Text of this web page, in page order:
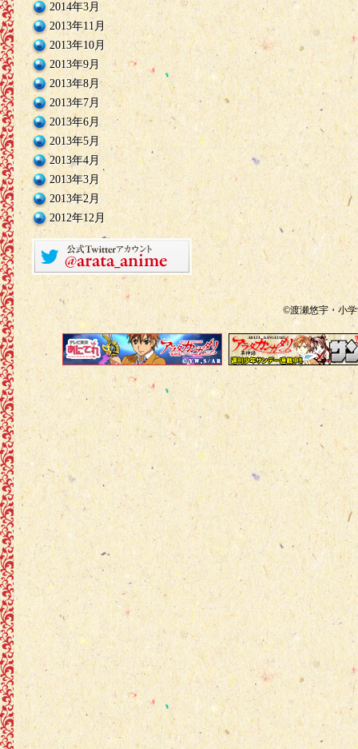
2014年3月
2013年11月
2013年10月
2013年9月
2013年8月
2013年7月
2013年6月
2013年5月
2013年4月
2013年3月
2013年2月
2012年12月
©渡瀬悠宇・小